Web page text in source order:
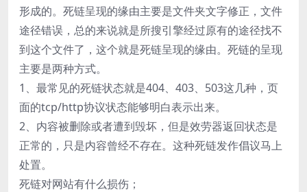
形成的。死链呈现的缘由主要是文件夹文字修正，文件
途径错误，总的来说就是所搜引擎经过原有的途径找不
到这个文件了，这个就是死链呈现的缘由。死链的呈现
主要是两种方式。
1、最常见的死链状态就是404、403、503这几种，页
面的tcp/http协议状态能够明白表示出来。
2、内容被删除或者遭到毁坏，但是效劳器返回状态是
正常的，只是内容曾经不存在。这种死链发作倡议马上
处置。
死链对网站有什么损伤；